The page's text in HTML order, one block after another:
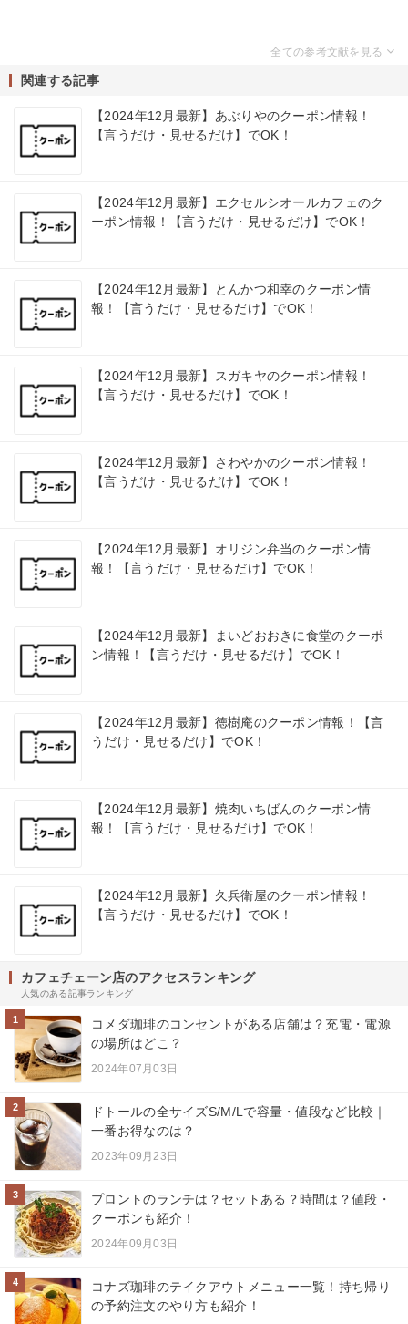
関連する記事
【2024年12月最新】あぶりやのクーポン情報！
【言うだけ・見せるだけ】でOK！
【2024年12月最新】エクセルシオールカフェのク
ーポン情報！【言うだけ・見せるだけ】でOK！
【2024年12月最新】とんかつ和幸のクーポン情
報！【言うだけ・見せるだけ】でOK！
【2024年12月最新】スガキヤのクーポン情報！
【言うだけ・見せるだけ】でOK！
【2024年12月最新】さわやかのクーポン情報！
【言うだけ・見せるだけ】でOK！
【2024年12月最新】オリジン弁当のクーポン情
報！【言うだけ・見せるだけ】でOK！
【2024年12月最新】まいどおおきに食堂のクーポ
ン情報！【言うだけ・見せるだけ】でOK！
【2024年12月最新】徳樹庵のクーポン情報！【言
うだけ・見せるだけ】でOK！
【2024年12月最新】焼肉いちばんのクーポン情
報！【言うだけ・見せるだけ】でOK！
【2024年12月最新】久兵衛屋のクーポン情報！
【言うだけ・見せるだけ】でOK！
カフェチェーン店のアクセスランキング
人気のある記事ランキング
1
コメダ珈琲のコンセントがある店舗は？充電・電源
の場所はどこ？
2024年07月03日
2
ドトールの全サイズS/M/Lで容量・値段など比較｜
一番お得なのは？
2023年09月23日
3
プロントのランチは？セットある？時間は？値段・
クーポンも紹介！
2024年09月03日
4
コナズ珈琲のテイクアウトメニュー一覧！持ち帰り
の予約注文のやり方も紹介！